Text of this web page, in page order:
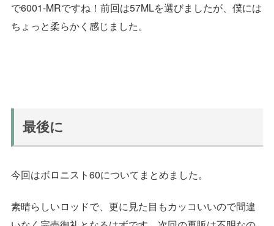
で6001-MRですね！前回は57MLを選びましたが、僕には
ちょっと柔らかく感じました。
最後に
今回はボロニスト60についてまとめました。
素晴らしいロッドで、更に見た目もカッコいいので間違